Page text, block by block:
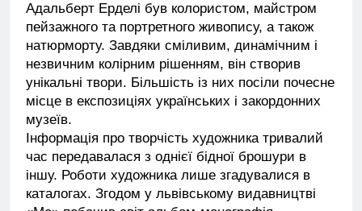
Адальберт Ерделі був колористом, майстром
пейзажного та портретного живопису, а також
натюрморту. Завдяки сміливим, динамічним і
незвичним колірним рішенням, він створив
унікальні твори. Більшість із них посіли почесне
місце в експозиціях українських і закордонних
музеїв.
Інформація про творчість художника тривалий
час передавалася з однієї бідної брошури в
іншу. Роботи художника лише згадувалися в
каталогах. Згодом у львівському видавництві